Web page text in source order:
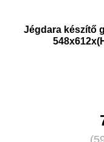
Jégdara készítő